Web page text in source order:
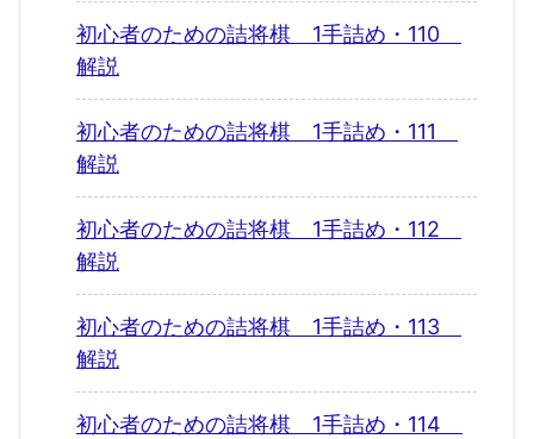
初心者のための詰将棋 1手詰め・110
解説
初心者のための詰将棋 1手詰め・111
解説
初心者のための詰将棋 1手詰め・112
解説
初心者のための詰将棋 1手詰め・113
解説
初心者のための詰将棋 1手詰め・114